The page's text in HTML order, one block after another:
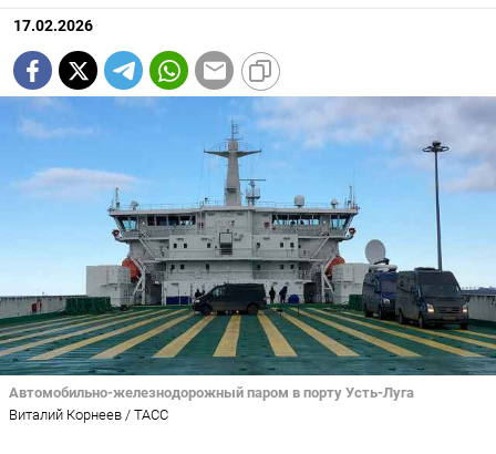
17.02.2026
Автомобильно-железнодорожный паром в порту Усть-Луга
Виталий Корнеев / ТАСС